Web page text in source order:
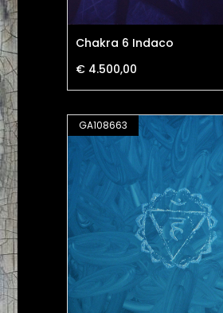
Chakra 6 Indaco
€ 4.500,00
GA108663